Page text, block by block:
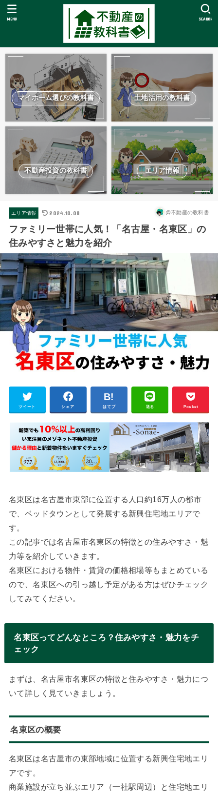
SEARCH
MENU
マイホーム選びの教科書 土地活用の教科書
不動産投資の教科書 エリア情報
エリア情報 2024.10.08 @不動産の教科書
ファミリー世帯に人気！「名古屋・名東区」の
住みやすさと魅力を紹介
ツイート シェア はてブ 送る Pocket
名東区は名古屋市東部に位置する人口約16万人の都市
で、ベッドタウンとして発展する新興住宅地エリアで
す。
この記事では名古屋市名東区の特徴との住みやすさ・魅
力等を紹介していきます。
名東区における物件・賃貸の価格相場等もまとめている
ので、名東区への引っ越し予定がある方はぜひチェック
してみてください。
名東区ってどんなところ？住みやすさ・魅力をチ
ェック
まずは、名古屋市名東区の特徴と住みやすさ・魅力につ
いて詳しく見ていきましょう。
名東区の概要
名東区は名古屋市の東部地域に位置する新興住宅地エリ
アです。
商業施設が立ち並ぶエリア（一社駅周辺）と住宅地エリ